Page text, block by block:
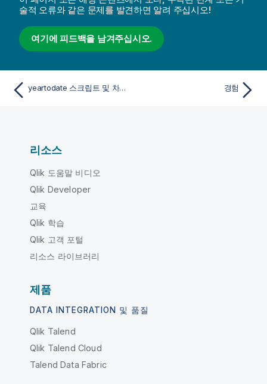
술적 오류와 같은 문제를 발견하면 알려 주십시오!
여기에 피드백을 남겨주십시오.
yeartodate 스크립트 및 차트 함수 경험
리소스
Qlik 도움말 비디오
Qlik Developer
교육
Qlik 학습
Qlik 고객 포털
리소스 라이브러리
제품
DATA INTEGRATION 및 품질
Qlik Talend
Qlik Talend Cloud
Talend Data Fabric